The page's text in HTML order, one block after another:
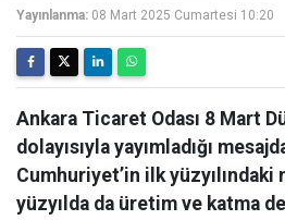
Yayınlanma: 08 Mart 2025 Cumartesi 10:20
Ankara Ticaret Odası 8 Mart
dolayısıyla yayımladığı
Cumhuriyet’in ilk
yüzyılda da üretim ve katma